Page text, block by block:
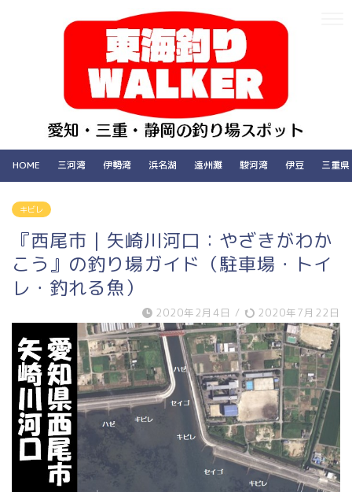
HOME 三河湾 伊勢湾 浜名湖 遠州灘 駿河湾 伊豆 三重県
キビレ
『西尾市｜矢崎川河口：やざきがわか
こう』の釣り場ガイド（駐車場・トイ
レ・釣れる魚）
2020年2月4日 / 2020年7月22日